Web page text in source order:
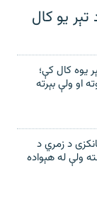
يو کال
یوه کال کې؛
او ولې بېرته
د زمري د
ولې له هېواده